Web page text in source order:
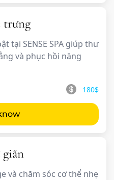
trưng
tại SENSE SPA giúp thư
và phục hồi năng
180$
và chăm sóc cơ thể nhẹ